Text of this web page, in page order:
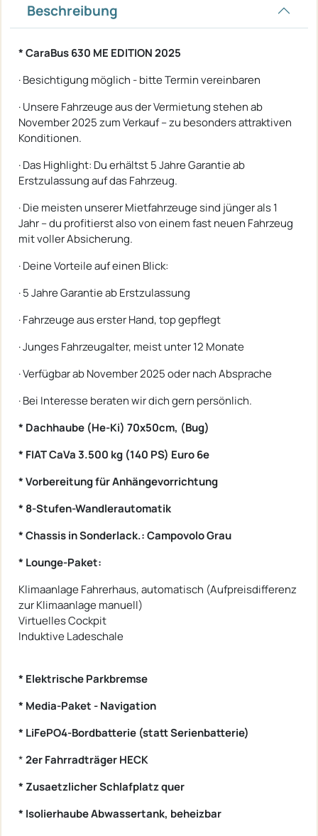
Beschreibung
* CaraBus 630 ME EDITION 2025
· Besichtigung möglich - bitte Termin vereinbaren
· Unsere Fahrzeuge aus der Vermietung stehen ab
November 2025 zum Verkauf – zu besonders attraktiven
Konditionen.
· Das Highlight: Du erhältst 5 Jahre Garantie ab
Erstzulassung auf das Fahrzeug.
· Die meisten unserer Mietfahrzeuge sind jünger als 1
Jahr – du profitierst also von einem fast neuen Fahrzeug
mit voller Absicherung.
· Deine Vorteile auf einen Blick:
· 5 Jahre Garantie ab Erstzulassung
· Fahrzeuge aus erster Hand, top gepflegt
· Junges Fahrzeugalter, meist unter 12 Monate
· Verfügbar ab November 2025 oder nach Absprache
· Bei Interesse beraten wir dich gern persönlich.
* Dachhaube (He-Ki) 70x50cm, (Bug)
* FIAT CaVa 3.500 kg (140 PS) Euro 6e
* Vorbereitung für Anhängevorrichtung
* 8-Stufen-Wandlerautomatik
* Chassis in Sonderlack.: Campovolo Grau
* Lounge-Paket:
Klimaanlage Fahrerhaus, automatisch (Aufpreisdifferenz
zur Klimaanlage manuell)
Virtuelles Cockpit
Induktive Ladeschale
* Elektrische Parkbremse
* Media-Paket - Navigation
* LiFePO4-Bordbatterie (statt Serienbatterie)
*2er Fahrradträger HECK
* Zusaetzlicher Schlafplatz quer
* Isolierhaube Abwassertank, beheizbar